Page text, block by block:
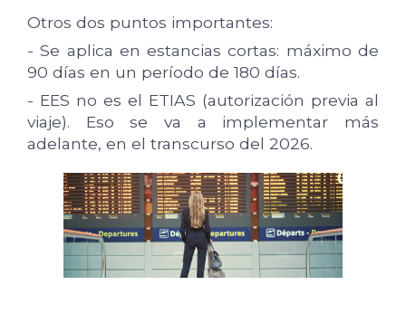
Otros dos puntos importantes:
- Se aplica en estancias cortas: máximo de
90 días en un período de 180 días.
- EES no es el ETIAS (autorización previa al
viaje). Eso se va a implementar más
adelante, en el transcurso del 2026.